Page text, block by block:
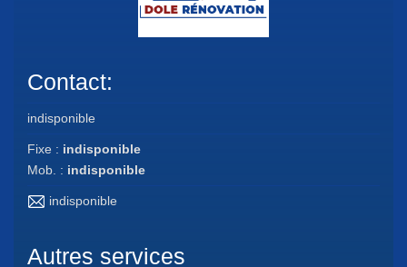
Contact:
indisponible
Fixe : indisponible
Mob. : indisponible
indisponible
Autres services